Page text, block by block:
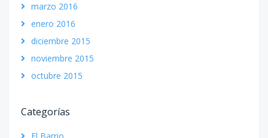
marzo 2016
enero 2016
diciembre 2015
noviembre 2015
octubre 2015
Categorías